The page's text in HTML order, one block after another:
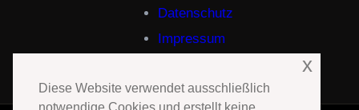
Datenschutz
Impressum
Diese Website verwendet ausschließlich
x